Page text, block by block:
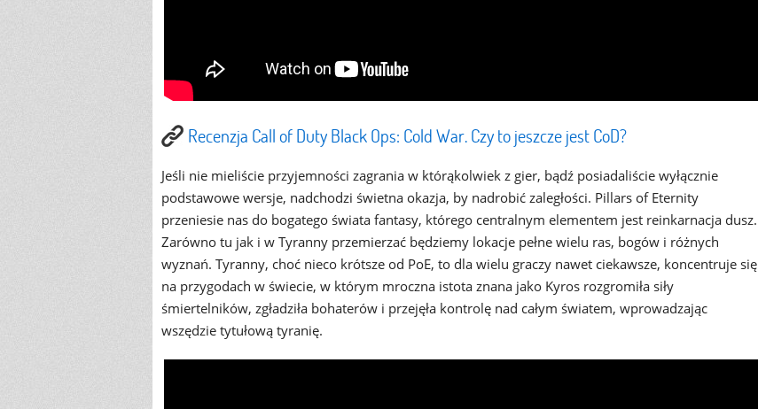
Recenzja Call of Duty Black Ops: Cold War. Czy to jeszcze jest CoD?
Jeśli nie mieliście przyjemności zagrania w którąkolwiek z gier, bądź posiadaliście wyłącznie
podstawowe wersje, nadchodzi świetna okazja, by nadrobić zaległości. Pillars of Eternity
przeniesie nas do bogatego świata fantasy, którego centralnym elementem jest reinkarnacja dusz.
Zarówno tu jak i w Tyranny przemierzać będziemy lokacje pełne wielu ras, bogów i różnych
wyznań. Tyranny, choć nieco krótsze od PoE, to dla wielu graczy nawet ciekawsze, koncentruje się
na przygodach w świecie, w którym mroczna istota znana jako Kyros rozgromiła siły
śmiertelników, zgładziła bohaterów i przejęła kontrolę nad całym światem, wprowadzając
wszędzie tytułową tyranię.